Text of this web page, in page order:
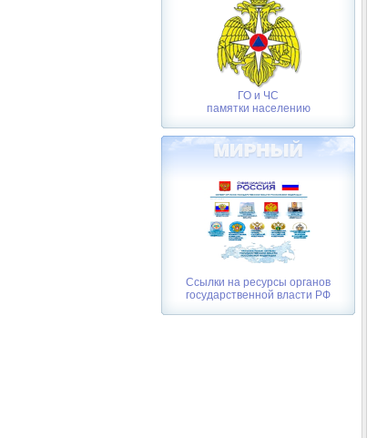
ГО и ЧС
памятки населению
Ссылки на ресурсы органов
государственной власти РФ